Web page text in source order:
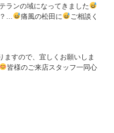
ランの域になってきました
… 痛風の松田に
ご相談く
ますので、宜しくお願いしま
皆様のご来店スタッフ一同心